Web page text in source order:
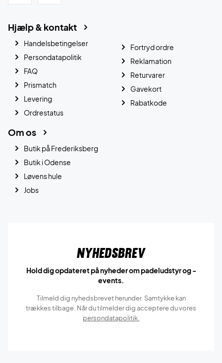
Hjælp & kontakt
Handelsbetingelser
Persondatapolitik
FAQ
Prismatch
Levering
Ordrestatus
Fortryd ordre
Reklamation
Returvarer
Gavekort
Rabatkode
Om os
Butik på Frederiksberg
Butik i Odense
Løvens hule
Jobs
Nyhedsbrev
Hold dig opdateret på nyheder om padeludstyr og -
events.
Tilmeld dig nyhedsbrevet herunder. Samtykke kan
trækkes tilbage. Når du tilmelder dig acceptere du vores
persondatapolitik.